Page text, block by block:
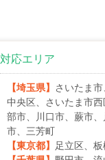
対応エリア
【埼玉県】
さいたま
中央区、さいたま市
部市、川口市、蕨市
市、三芳町
【東京都】
足立区、